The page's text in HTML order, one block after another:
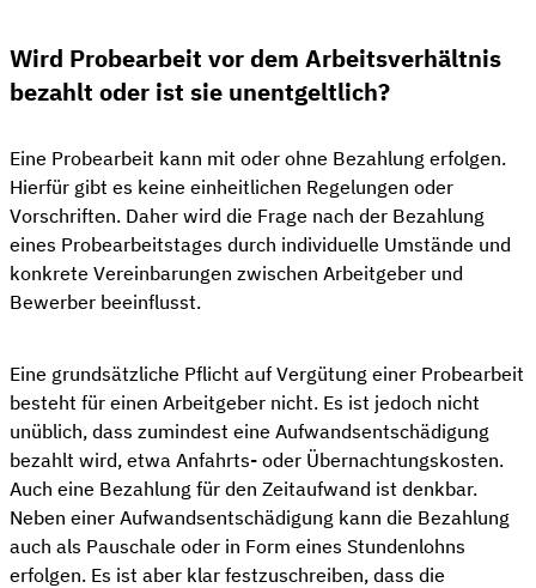
Wird Probearbeit vor dem Arbeitsverhältnis
bezahlt oder ist sie unentgeltlich?
Eine Probearbeit kann mit oder ohne Bezahlung erfolgen.
Hierfür gibt es keine einheitlichen Regelungen oder
Vorschriften. Daher wird die Frage nach der Bezahlung
eines Probearbeitstages durch individuelle Umstände und
konkrete Vereinbarungen zwischen Arbeitgeber und
Bewerber beeinflusst.
Eine grundsätzliche Pflicht auf Vergütung einer Probearbeit
besteht für einen Arbeitgeber nicht. Es ist jedoch nicht
unüblich, dass zumindest eine Aufwandsentschädigung
bezahlt wird, etwa Anfahrts- oder Übernachtungskosten.
Auch eine Bezahlung für den Zeitaufwand ist denkbar.
Neben einer Aufwandsentschädigung kann die Bezahlung
auch als Pauschale oder in Form eines Stundenlohns
erfolgen. Es ist aber klar festzuschreiben, dass die